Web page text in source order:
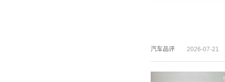
汽车品评 2026-07-21